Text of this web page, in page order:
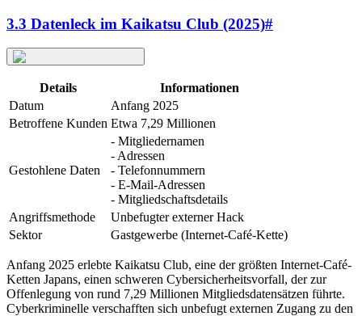
3.3 Datenleck im Kaikatsu Club (2025)#
Details
Informationen
Datum
Anfang 2025
Betroffene Kunden Etwa 7,29 Millionen
Gestohlene Daten
- Mitgliedernamen
- Adressen
- Telefonnummern
- E-Mail-Adressen
- Mitgliedschaftsdetails
Angriffsmethode
Unbefugter externer Hack
Sektor
Gastgewerbe (Internet-Café-Kette)
Anfang 2025 erlebte Kaikatsu Club, eine der größten Internet-Café-
Ketten Japans, einen schweren Cybersicherheitsvorfall, der zur
Offenlegung von rund 7,29 Millionen Mitgliedsdatensätzen führte.
Cyberkriminelle verschafften sich unbefugt externen Zugang zu den